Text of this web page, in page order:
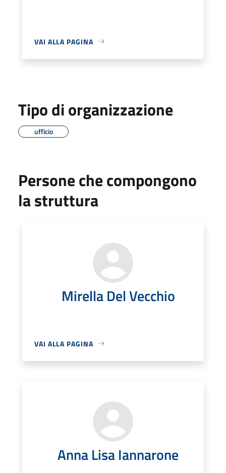
VAI ALLA PAGINA
Tipo di organizzazione
ufficio
Persone che compongono
la struttura
Mirella Del Vecchio
VAI ALLA PAGINA
Anna Lisa Iannarone